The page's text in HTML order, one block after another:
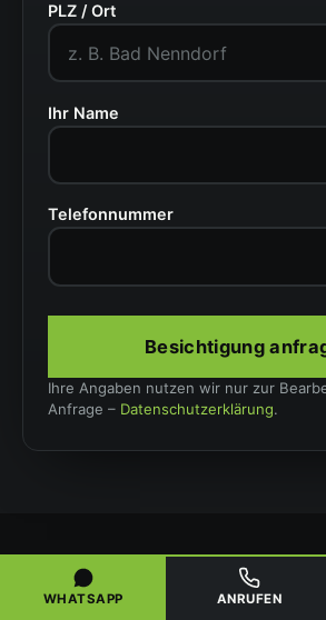
PLZ / Ort
Ihr Name
Telefonnummer
Besichtigung
Ihre Angaben nutzen wir nur zur
Anfrage – Datenschutzerklärung.
OHNE UMWEGE
WHATSAPP ANRUFEN